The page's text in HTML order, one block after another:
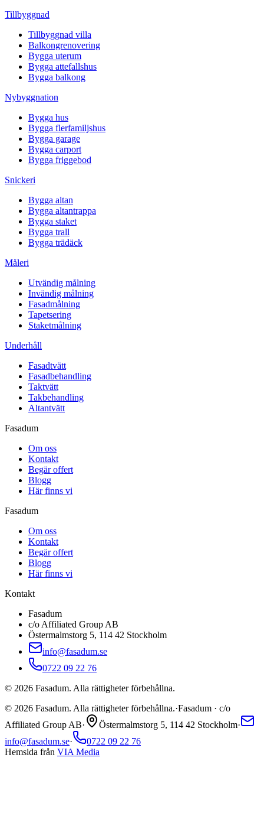
Tillbyggnad
Tillbyggnad villa
Balkongrenovering
Bygga uterum
Bygga attefallshus
Bygga balkong
Nybyggnation
Bygga hus
Bygga flerfamiljshus
Bygga garage
Bygga carport
Bygga friggebod
Snickeri
Bygga altan
Bygga altantrappa
Bygga staket
Bygga trall
Bygga trädäck
Måleri
Utvändig målning
Invändig målning
Fasadmålning
Tapetsering
Staketmålning
Underhåll
Fasadtvätt
Fasadbehandling
Taktvätt
Takbehandling
Altantvätt
Fasadum
Om oss
Kontakt
Begär offert
Blogg
Här finns vi
Fasadum
Om oss
Kontakt
Begär offert
Blogg
Här finns vi
Kontakt
Fasadum
c/o Affiliated Group AB
Östermalmstorg 5, 114 42 Stockholm
info@fasadum.se
0722 09 22 76
© 2026 Fasadum. Alla rättigheter förbehållna.
© 2026 Fasadum. Alla rättigheter förbehållna.·Fasadum · c/o
Affiliated Group AB· Östermalmstorg 5, 114 42 Stockholm·
info@fasadum.se·
0722 09 22 76
Hemsida från VIA Media